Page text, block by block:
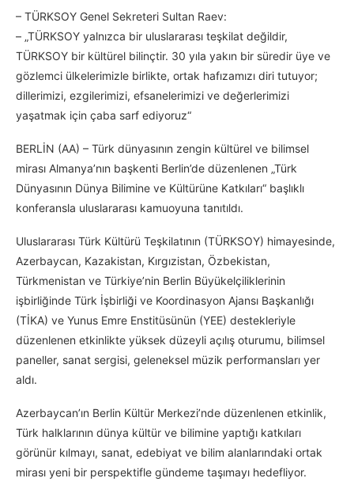
– TÜRKSOY Genel Sekreteri Sultan Raev:
– „TÜRKSOY yalnızca bir uluslararası teşkilat değildir,
TÜRKSOY bir kültürel bilinçtir. 30 yıla yakın bir süredir üye ve
gözlemci ülkelerimizle birlikte, ortak hafızamızı diri tutuyor;
dillerimizi, ezgilerimizi, efsanelerimizi ve değerlerimizi
yaşatmak için çaba sarf ediyoruz“
BERLİN (AA) – Türk dünyasının zengin kültürel ve bilimsel
mirası Almanya’nın başkenti Berlin’de düzenlenen „Türk
Dünyasının Dünya Bilimine ve Kültürüne Katkıları“ başlıklı
konferansla uluslararası kamuoyuna tanıtıldı.
Uluslararası Türk Kültürü Teşkilatının (TÜRKSOY) himayesinde,
Azerbaycan, Kazakistan, Kırgızistan, Özbekistan,
Türkmenistan ve Türkiye’nin Berlin Büyükelçiliklerinin
işbirliğinde Türk İşbirliği ve Koordinasyon Ajansı Başkanlığı
(TİKA) ve Yunus Emre Enstitüsünün (YEE) destekleriyle
düzenlenen etkinlikte yüksek düzeyli açılış oturumu, bilimsel
paneller, sanat sergisi, geleneksel müzik performansları yer
aldı.
Azerbaycan’ın Berlin Kültür Merkezi’nde düzenlenen etkinlik,
Türk halklarının dünya kültür ve bilimine yaptığı katkıları
görünür kılmayı, sanat, edebiyat ve bilim alanlarındaki ortak
mirası yeni bir perspektifle gündeme taşımayı hedefliyor.